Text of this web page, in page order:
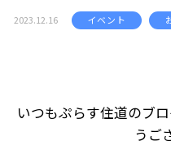
2023.12.16 イベント
いつもぷらす住道のブ
うご